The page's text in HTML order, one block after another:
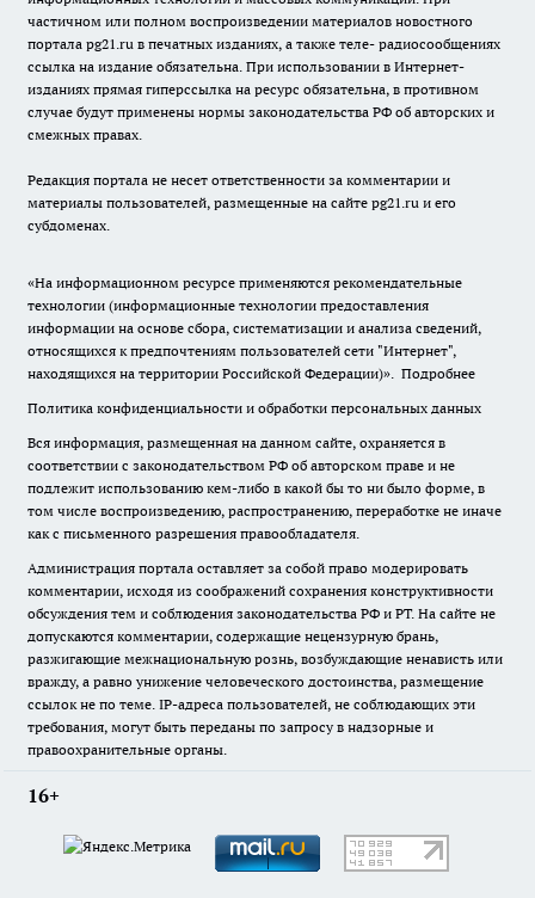
частичном или полном воспроизведении материалов новостного
портала pg21.ru в печатных изданиях, а также теле- радиосообщениях
ссылка на издание обязательна. При использовании в Интернет-
изданиях прямая гиперссылка на ресурс обязательна, в противном
случае будут применены нормы законодательства РФ об авторских и
смежных правах.
Редакция портала не несет ответственности за комментарии и
материалы пользователей, размещенные на сайте pg21.ru и его
субдоменах.
«На информационном ресурсе применяются рекомендательные
технологии (информационные технологии предоставления
информации на основе сбора, систематизации и анализа сведений,
относящихся к предпочтениям пользователей сети "Интернет",
находящихся на территории Российской Федерации)». Подробнее
Политика конфиденциальности и обработки персональных данных
Вся информация, размещенная на данном сайте, охраняется в
соответствии с законодательством РФ об авторском праве и не
подлежит использованию кем-либо в какой бы то ни было форме, в
том числе воспроизведению, распространению, переработке не иначе
как с письменного разрешения правообладателя.
Администрация портала оставляет за собой право модерировать
комментарии, исходя из соображений сохранения конструктивности
обсуждения тем и соблюдения законодательства РФ и РТ. На сайте не
допускаются комментарии, содержащие нецензурную брань,
разжигающие межнациональную рознь, возбуждающие ненависть или
вражду, а равно унижение человеческого достоинства, размещение
ссылок не по теме. IP-адреса пользователей, не соблюдающих эти
требования, могут быть переданы по запросу в надзорные и
правоохранительные органы.
16+